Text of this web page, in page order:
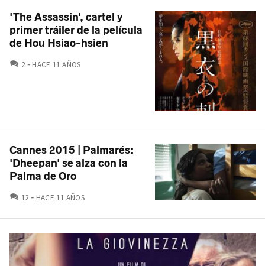
'The Assassin', cartel y
primer tráiler de la película
de Hou Hsiao-hsien
2 COMENTARIOS
HACE 11 AÑOS
Cannes 2015 | Palmarés:
'Dheepan' se alza con la
Palma de Oro
12 COMENTARIOS
HACE 11 AÑOS